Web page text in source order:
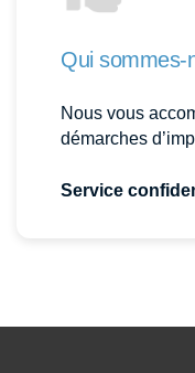
Qui sommes-
Nous vous
démarches
Service